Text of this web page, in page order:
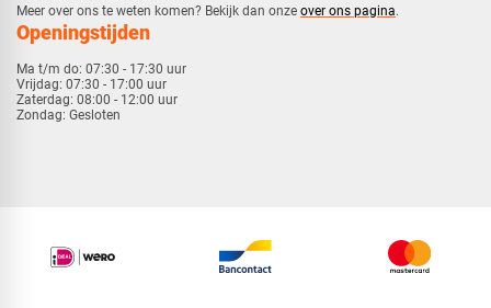
​​Meer over ons te weten komen? Bekijk dan onze over ons pagina.
Openingstijden
Ma t/m do: 07:30 - 17:30 uur
Vrijdag: 07:30 - 17:00 uur
Zaterdag: 08:00 - 12:00 uur
Zondag: Gesloten